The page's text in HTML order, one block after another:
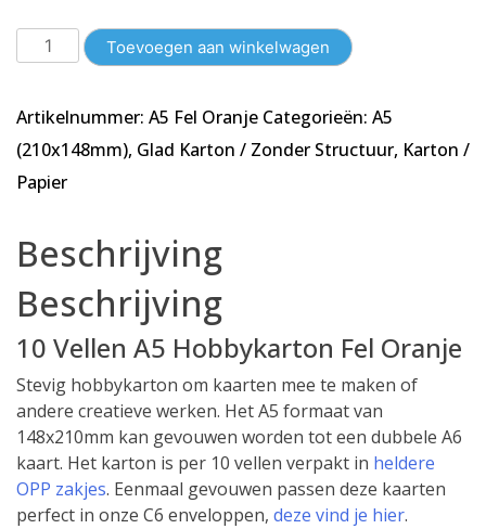
Vellen
Karton
-
Glad
-
Oranje
-148x210mm
aantal
Toevoegen aan winkelwagen
Artikelnummer: A5 Fel Oranje Categorieën: A5
(210x148mm), Glad Karton / Zonder Structuur, Karton /
Papier
Beschrijving
Beschrijving
10 Vellen A5 Hobbykarton Fel Oranje
Stevig hobbykarton om kaarten mee te maken of
andere creatieve werken. Het A5 formaat van
148x210mm kan gevouwen worden tot een dubbele A6
kaart. Het karton is per 10 vellen verpakt in heldere
OPP zakjes. Eenmaal gevouwen passen deze kaarten
perfect in onze C6 enveloppen, deze vind je hier.